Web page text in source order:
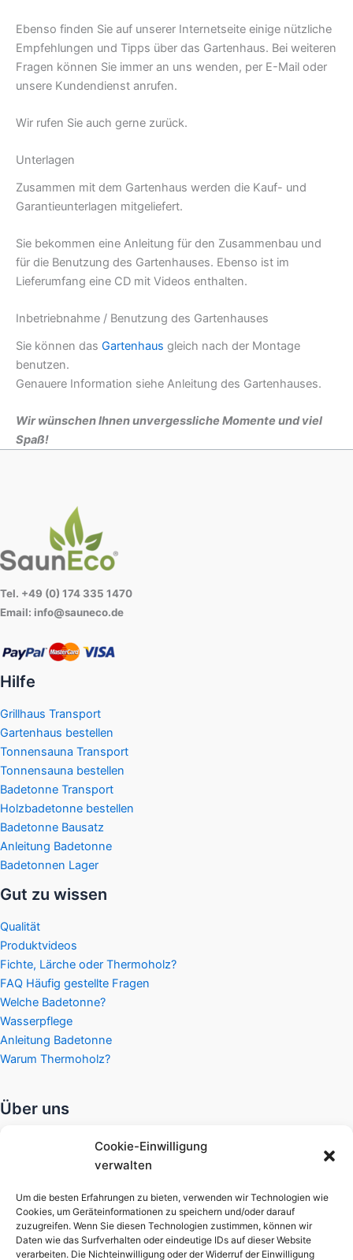
Cookie-Einwilligung
verwalten
Um die besten Erfahrungen zu bieten, verwenden wir Technologien wie
Cookies, um Geräteinformationen zu speichern und/oder darauf
zuzugreifen. Wenn Sie diesen Technologien zustimmen, können wir
Daten wie das Surfverhalten oder eindeutige IDs auf dieser Website
verarbeiten. Die Nichteinwilligung oder der Widerruf der Einwilligung
Ebenso finden Sie auf unserer Internetseite einige nützliche
Empfehlungen und Tipps über das Gartenhaus. Bei weiteren
Fragen können Sie immer an uns wenden, per E-Mail oder
unsere Kundendienst anrufen.
Wir rufen Sie auch gerne zurück.
Unterlagen
Zusammen mit dem Gartenhaus werden die Kauf- und
Garantieunterlagen mitgeliefert.
Sie bekommen eine Anleitung für den Zusammenbau und
für die Benutzung des Gartenhauses. Ebenso ist im
Lieferumfang eine CD mit Videos enthalten.
Inbetriebnahme / Benutzung des Gartenhauses
Sie können das Gartenhaus gleich nach der Montage
benutzen.
Genauere Information siehe Anleitung des Gartenhauses.
Wir wünschen Ihnen unvergessliche Momente und viel
Spaß!
Tel. +49 (0) 174 335 1470
Email: info@sauneco.de
Hilfe
Grillhaus Transport
Gartenhaus bestellen
Tonnensauna Transport
Tonnensauna bestellen
Badetonne Transport
Holzbadetonne bestellen
Badetonne Bausatz
Anleitung Badetonne
Badetonnen Lager
Gut zu wissen
Qualität
Produktvideos
Fichte, Lärche oder Thermoholz?
FAQ Häufig gestellte Fragen
Welche Badetonne?
Wasserpflege
Anleitung Badetonne
Warum Thermoholz?
Über uns
Widerrufsbelehrung
Datenschutzerklärung
Zahlungsarten
Versandkosten
Unsere AGB
Öffnungszeiten